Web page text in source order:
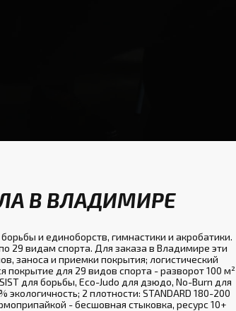
В ВЛАДИМИРЕ
и единоборств, гимнастики и акробатики.
29 видам спорта. Для заказа в Владимире эти
заноса и приемки покрытия; логистический
покрытие для 29 видов спорта - разворот 100 м²
для борьбы, Eco-Judo для дзюдо, No-Burn для
2 плотности: STANDARD 180-200
- бесшовная стыковка, ресурс 10+